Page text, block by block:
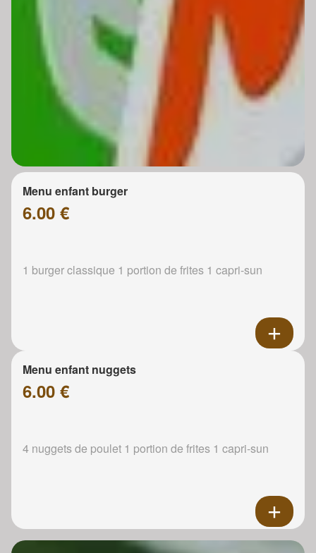
Menu enfant burger
6.00 €
1 burger classique 1 portion de frites 1 capri-sun
Menu enfant nuggets
6.00 €
4 nuggets de poulet 1 portion de frites 1 capri-sun